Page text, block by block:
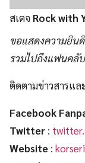
สเตจ Rock with
ขอแสดงความยินดี
รวมไปถึงแฟนคลั
ติดตามข่าวสารแล
Facebook
Twitter :
Website :